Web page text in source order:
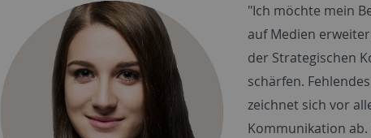
"Ich möchte mein
auf Medien
der Strategischen
schärfen.
zeichnet sich vor
Kommunikation